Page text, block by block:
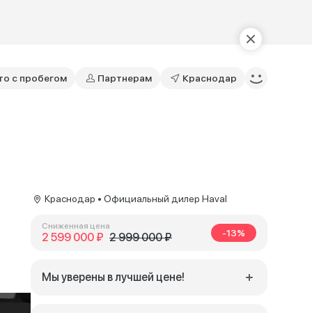
с пробегом Партнерам Краснодар
Краснодар • Официальный дилер Haval
Сниженная цена
2 599 000 ₽ 2 999 000 ₽ -13%
Мы уверены в лучшей цене!